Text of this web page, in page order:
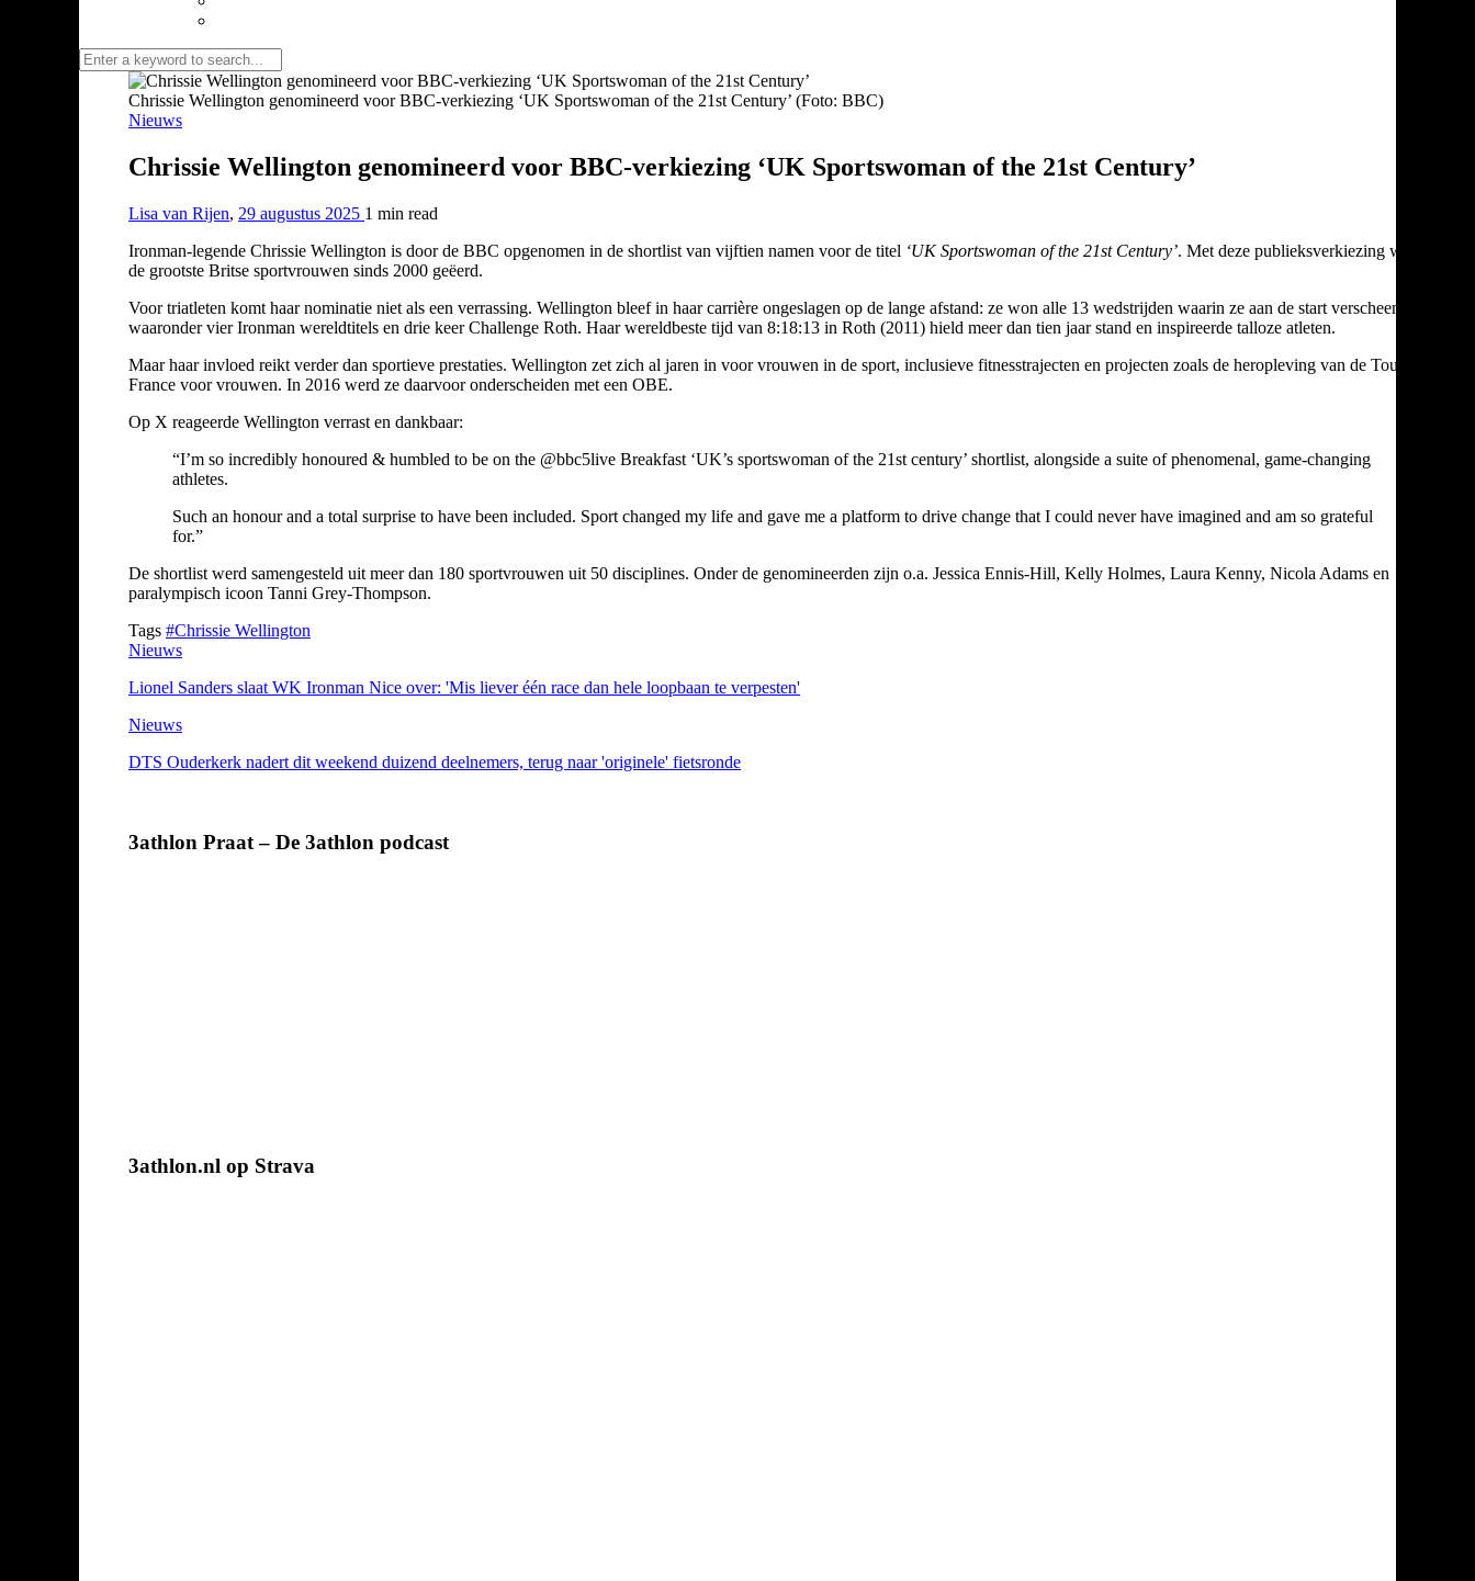
Chrissie Wellington genomineerd voor BBC-verkiezing ‘UK Sportswoman of the 21st Century’ (Foto: BBC)
Nieuws
Chrissie Wellington genomineerd voor BBC-verkiezing ‘UK Sportswoman of the 21st Century’
Lisa van Rijen, 29 augustus 2025 1 min read
Ironman-legende Chrissie Wellington is door de BBC opgenomen in de shortlist van vijftien namen voor de titel ‘UK Sportswoman of the 21st Century’. Met deze publieksverkiezing worden
de grootste Britse sportvrouwen sinds 2000 geëerd.
Voor triatleten komt haar nominatie niet als een verrassing. Wellington bleef in haar carrière ongeslagen op de lange afstand: ze won alle 13 wedstrijden waarin ze aan de start verscheen,
waaronder vier Ironman wereldtitels en drie keer Challenge Roth. Haar wereldbeste tijd van 8:18:13 in Roth (2011) hield meer dan tien jaar stand en inspireerde talloze atleten.
Maar haar invloed reikt verder dan sportieve prestaties. Wellington zet zich al jaren in voor vrouwen in de sport, inclusieve fitnesstrajecten en projecten zoals de heropleving van de Tour de
France voor vrouwen. In 2016 werd ze daarvoor onderscheiden met een OBE.
Op X reageerde Wellington verrast en dankbaar:
“I’m so incredibly honoured & humbled to be on the @bbc5live Breakfast ‘UK’s sportswoman of the 21st century’ shortlist, alongside a suite of phenomenal, game-changing
athletes.
Such an honour and a total surprise to have been included. Sport changed my life and gave me a platform to drive change that I could never have imagined and am so grateful
for.”
De shortlist werd samengesteld uit meer dan 180 sportvrouwen uit 50 disciplines. Onder de genomineerden zijn o.a. Jessica Ennis-Hill, Kelly Holmes, Laura Kenny, Nicola Adams en
paralympisch icoon Tanni Grey-Thompson.
Tags #Chrissie Wellington
Nieuws
Lionel Sanders slaat WK Ironman Nice over: 'Mis liever één race dan hele loopbaan te verpesten'
Nieuws
DTS Ouderkerk nadert dit weekend duizend deelnemers, terug naar 'originele' fietsronde
3athlon Praat – De 3athlon podcast
3athlon.nl op Strava